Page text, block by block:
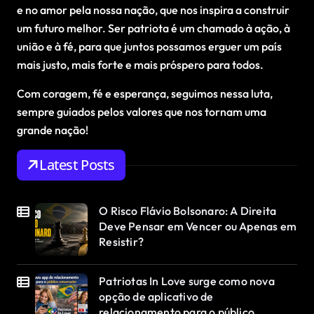
e no amor pela nossa nação, que nos inspira a construir
um futuro melhor. Ser patriota é um chamado à ação, à
união e à fé, para que juntos possamos erguer um país
mais justo, mais forte e mais próspero para todos.
Com coragem, fé e esperança, seguimos nessa luta,
sempre guiados pelos valores que nos tornam uma
grande nação!
Latest Posts
O Risco Flávio Bolsonaro: A Direita
Deve Pensar em Vencer ou Apenas em
Resistir?
Patriotas In Love surge como nova
opção de aplicativo de